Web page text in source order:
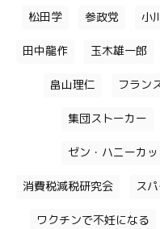
松田学 参政党 小
田中龍作 玉木雄一郎
畠山理仁 フラン
集団ストーカー
ゼン・ハニーカ
消費税減税研究会 ス
ワクチンで不妊になる